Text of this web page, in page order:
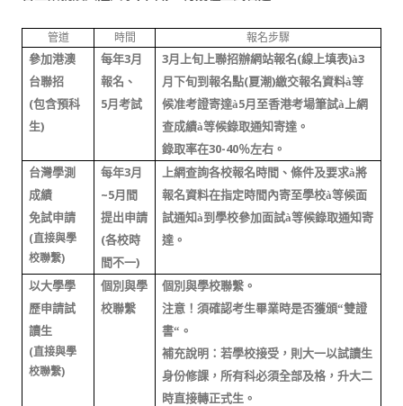
管道 時間 報名步驟
參加港澳
台聯招
(包含預科
生)
每年3月
報名 、
5月考試
3月上旬上聯招辦網站報名(線上填表)à3
月下旬到報名點(夏潮)繳交報名資料à等
候准考證寄達à5月至香港考場筆試à上網
查成績à等候錄取通知寄達。
錄取率在30-40％左右。
台灣學測
成績
免試申請
(直接與學
校聯繫)
每年3月
~5月間
提出申請
(各校時
間不一)
上網查詢各校報名時間、條件及要求à將
報名資料在指定時間內寄至學校à等候面
試通知à到學校參加面試à等候錄取通知寄
達。
以大學學
歷申請試
讀生
(直接與學
校聯繫)
個別與學
校聯繫
個別與學校聯繫。
注意！須確認考生畢業時是否獲頒“雙證
書“。
補充說明：若學校接受，則大一以試讀生
身份修課，所有科必須全部及格，升大二
時直接轉正式生。